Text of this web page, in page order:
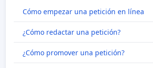
Cómo empezar una petición en línea
¿Cómo redactar una petición?
¿Cómo promover una petición?